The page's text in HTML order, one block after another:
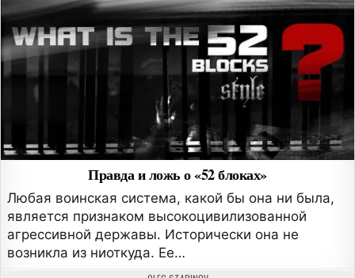
Правда и ложь о «52 блоках»
Любая воинская система, какой бы она ни была,
является признаком высокоцивилизованной
агрессивной державы. Исторически она не
возникла из ниоткуда. Ее…